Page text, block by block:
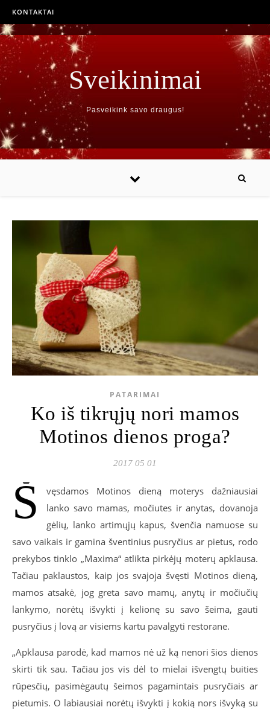
KONTAKTAI
Sveikinimai
Pasveikink savo draugus!
PATARIMAI
Ko iš tikrųjų nori mamos
Motinos dienos proga?
2017 05 01
Š
vęsdamos Motinos dieną moterys dažniausiai
lanko savo mamas, močiutes ir anytas, dovanoja
gėlių, lanko artimųjų kapus, švenčia namuose su
savo vaikais ir gamina šventinius pusryčius ar pietus, rodo
prekybos tinklo „Maxima“ atlikta pirkėjų moterų apklausa.
Tačiau paklaustos, kaip jos svajoja švęsti Motinos dieną,
mamos atsakė, jog greta savo mamų, anytų ir močiučių
lankymo, norėtų išvykti į kelionę su savo šeima, gauti
pusryčius į lovą ar visiems kartu pavalgyti restorane.
„Apklausa parodė, kad mamos nė už ką nenori šios dienos
skirti tik sau. Tačiau jos vis dėl to mielai išvengtų buities
rūpesčių, pasimėgautų šeimos pagamintais pusryčiais ar
pietumis. O labiausiai norėtų išvykti į kokią nors išvyką su